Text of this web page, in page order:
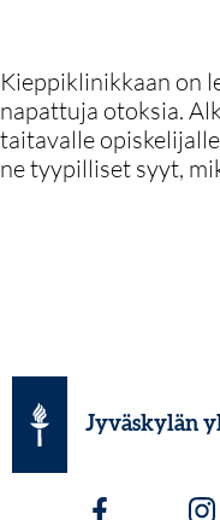
Kieppiklinikkaan on
napattuja otoksia.
taitavalle
ne tyypilliset syyt,
Jyväskylän